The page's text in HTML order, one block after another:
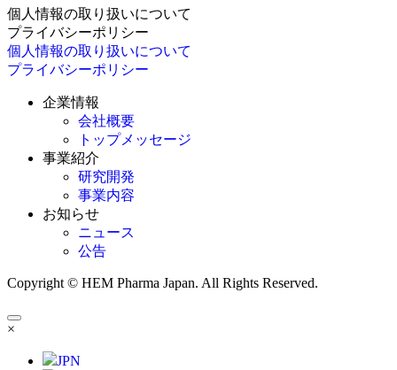
個人情報の取り扱いについて
プライバシーポリシー
個人情報の取り扱いについて
プライバシーポリシー
企業情報
会社概要
トップメッセージ
事業紹介
研究開発
事業内容
お知らせ
ニュース
公告
Copyright © HEM Pharma Japan. All Rights Reserved.
×
JPN